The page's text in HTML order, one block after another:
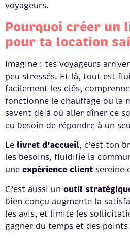
voyageurs.
Pourquoi créer un
pour ta location
Imagine : tes voyageurs
peu stressés. Et là, tout est
facilement les clés,
fonctionne le chauffage ou la
savent déjà où aller dîner ce
eu besoin de répondre à un
Le livret d’accueil, c’est ton
les besoins, fluidifie la
une expérience client sereine
C’est aussi un outil
bien conçu augmente la
les avis, et limite les
gagner du temps et des